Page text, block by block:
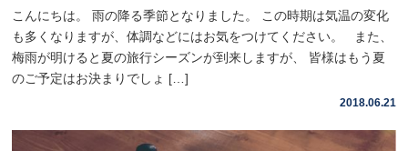
こんにちは。 雨の降る季節となりました。 この時期は気温の変化
も多くなりますが、体調などにはお気をつけてください。 また、
梅雨が明けると夏の旅行シーズンが到来しますが、 皆様はもう夏
のご予定はお決まりでしょ […]
2018.06.21